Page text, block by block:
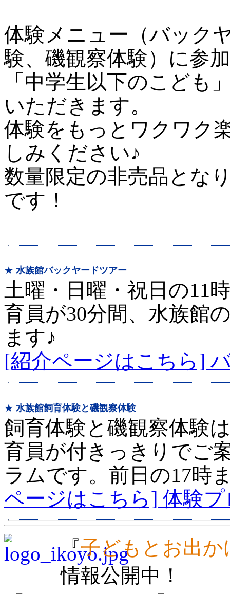
体験メニュー（バック
験、磯観察体験）に参
「中学生以下のこども
いただきます。
体験をもっとワクワク
しみください♪
数量限定の非売品とな
です！
★ 水族館バックヤードツアー
土曜・日曜・祝日の11
育員が30分間、水族館
ます♪
[紹介ページはこちら]
★ 水族館飼育体験と磯観察体験
飼育体験と磯観察体験
育員が付きっきりでご
ラムです。前日の17時
ページはこちら] 体験
『子どもとお出
情報公開中！